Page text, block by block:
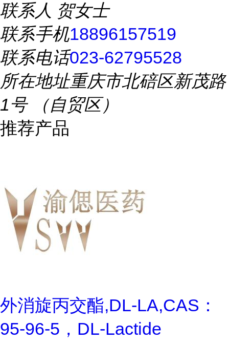
联系人 贺女士
联系手机18896157519
联系电话023-62795528
所在地址重庆市北碚区新茂路
1号 （自贸区）
推荐产品
外消旋丙交酯,DL-LA,CAS：
95-96-5，DL-Lactide